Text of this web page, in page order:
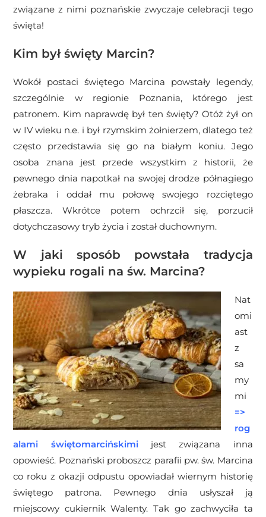
związane z nimi poznańskie zwyczaje celebracji tego
święta!
Kim był święty Marcin?
Wokół postaci świętego Marcina powstały legendy,
szczególnie w regionie Poznania, którego jest
patronem. Kim naprawdę był ten święty? Otóż żył on
w IV wieku n.e. i był rzymskim żołnierzem, dlatego też
często przedstawia się go na białym koniu. Jego
osoba znana jest przede wszystkim z historii, że
pewnego dnia napotkał na swojej drodze półnagiego
żebraka i oddał mu połowę swojego rozciętego
płaszcza. Wkrótce potem ochrzcił się, porzucił
dotychczasowy tryb życia i został duchownym.
W jaki sposób powstała tradycja
wypieku rogali na św. Marcina?
Nat
omi
ast
z
sa
my
mi
=>
rog
alami świętomarcińskimijest związana inna
opowieść. Poznański proboszcz parafii pw. św. Marcina
co roku z okazji odpustu opowiadał wiernym historię
świętego patrona. Pewnego dnia usłyszał ją
miejscowy cukiernik Walenty. Tak go zachwyciła ta